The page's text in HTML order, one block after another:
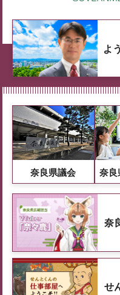
よ
奈良県議会 奈良
奈
せ